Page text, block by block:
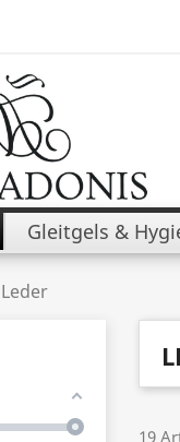
Gleitgels &
Leder
19